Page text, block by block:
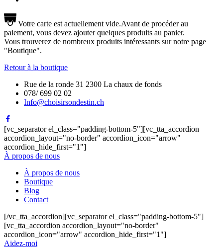
Votre carte est actuellement vide.Avant de procéder au
paiement, vous devez ajouter quelques produits au panier.
Vous trouverez de nombreux produits intéressants sur notre page
"Boutique".
Retour à la boutique
Rue de la ronde 31 2300 La chaux de fonds
078/ 699 02 02
Info@choisirsondestin.ch
[vc_separator el_class="padding-bottom-5"][vc_tta_accordion
accordion_layout="no-border" accordion_icon="arrow"
accordion_hide_first="1"]
À propos de nous
À propos de nous
Boutique
Blog
Contact
[/vc_tta_accordion][vc_separator el_class="padding-bottom-5"]
[vc_tta_accordion accordion_layout="no-border"
accordion_icon="arrow" accordion_hide_first="1"]
Aidez-moi